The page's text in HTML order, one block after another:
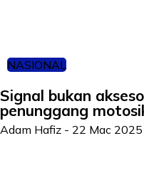
NASIONAL
Signal bukan
penunggang
Adam Hafiz - 22 Mac 2025